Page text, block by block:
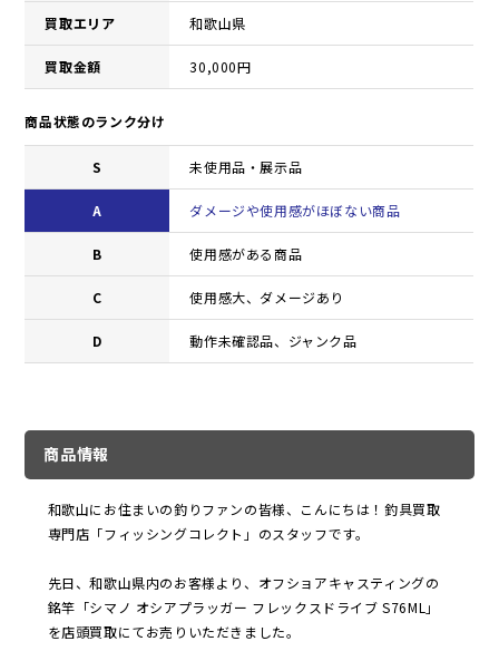
買取エリア 和歌山県
買取金額 30,000円
商品状態のランク分け
S 未使用品・展示品
A ダメージや使用感がほぼない商品
B 使用感がある商品
C 使用感大、ダメージあり
D 動作未確認品、ジャンク品
商品情報
和歌山にお住まいの釣りファンの皆様、こんにちは！釣具買取
専門店「フィッシングコレクト」のスタッフです。
先日、和歌山県内のお客様より、オフショアキャスティングの
銘竿「シマノ オシアプラッガー フレックスドライブ S76ML」
を店頭買取にてお売りいただきました。